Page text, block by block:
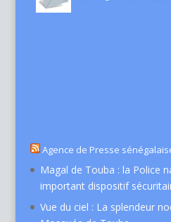
Agence de Presse
Magal de Touba : la Police
important dispositif
Vue du ciel : La splendeur